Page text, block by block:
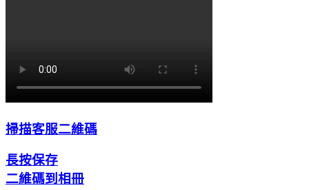
掃描客服二維碼
長按保存
二維碼到相冊